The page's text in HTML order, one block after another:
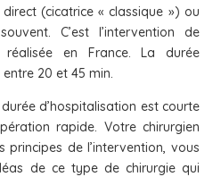
(cicatrice « classique ») ou
C’est l’intervention de
en France. La durée
20 et 45 min.
d’hospitalisation est courte
rapide. Votre chirurgien
de l’intervention, vous
de ce type de chirurgie qui